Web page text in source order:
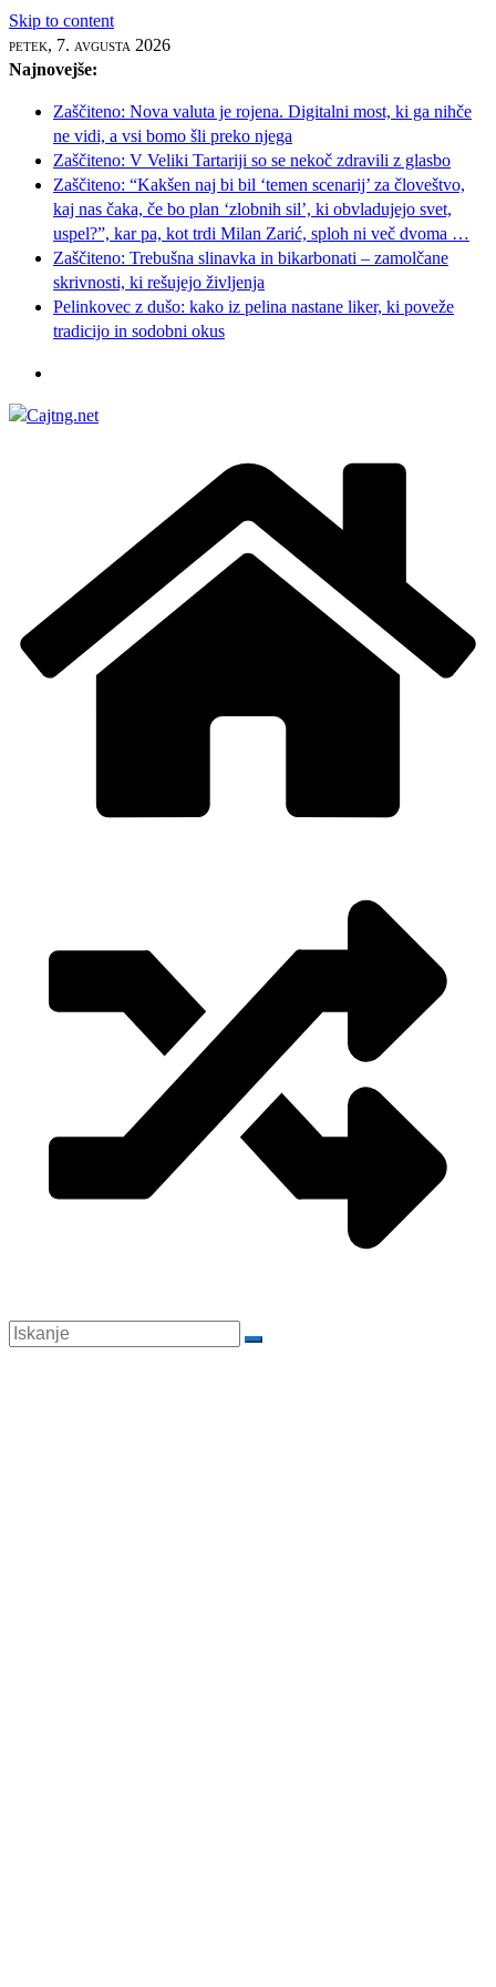
Skip to content
petek, 7. avgusta 2026
Najnovejše:
Zaščiteno: Nova valuta je rojena. Digitalni most, ki ga nihče
ne vidi, a vsi bomo šli preko njega
Zaščiteno: V Veliki Tartariji so se nekoč zdravili z glasbo
Zaščiteno: “Kakšen naj bi bil ‘temen scenarij’ za človeštvo,
kaj nas čaka, če bo plan ‘zlobnih sil’, ki obvladujejo svet,
uspel?”, kar pa, kot trdi Milan Zarić, sploh ni več dvoma …
Zaščiteno: Trebušna slinavka in bikarbonati – zamolčane
skrivnosti, ki rešujejo življenja
Pelinkovec z dušo: kako iz pelina nastane liker, ki poveže
tradicijo in sodobni okus